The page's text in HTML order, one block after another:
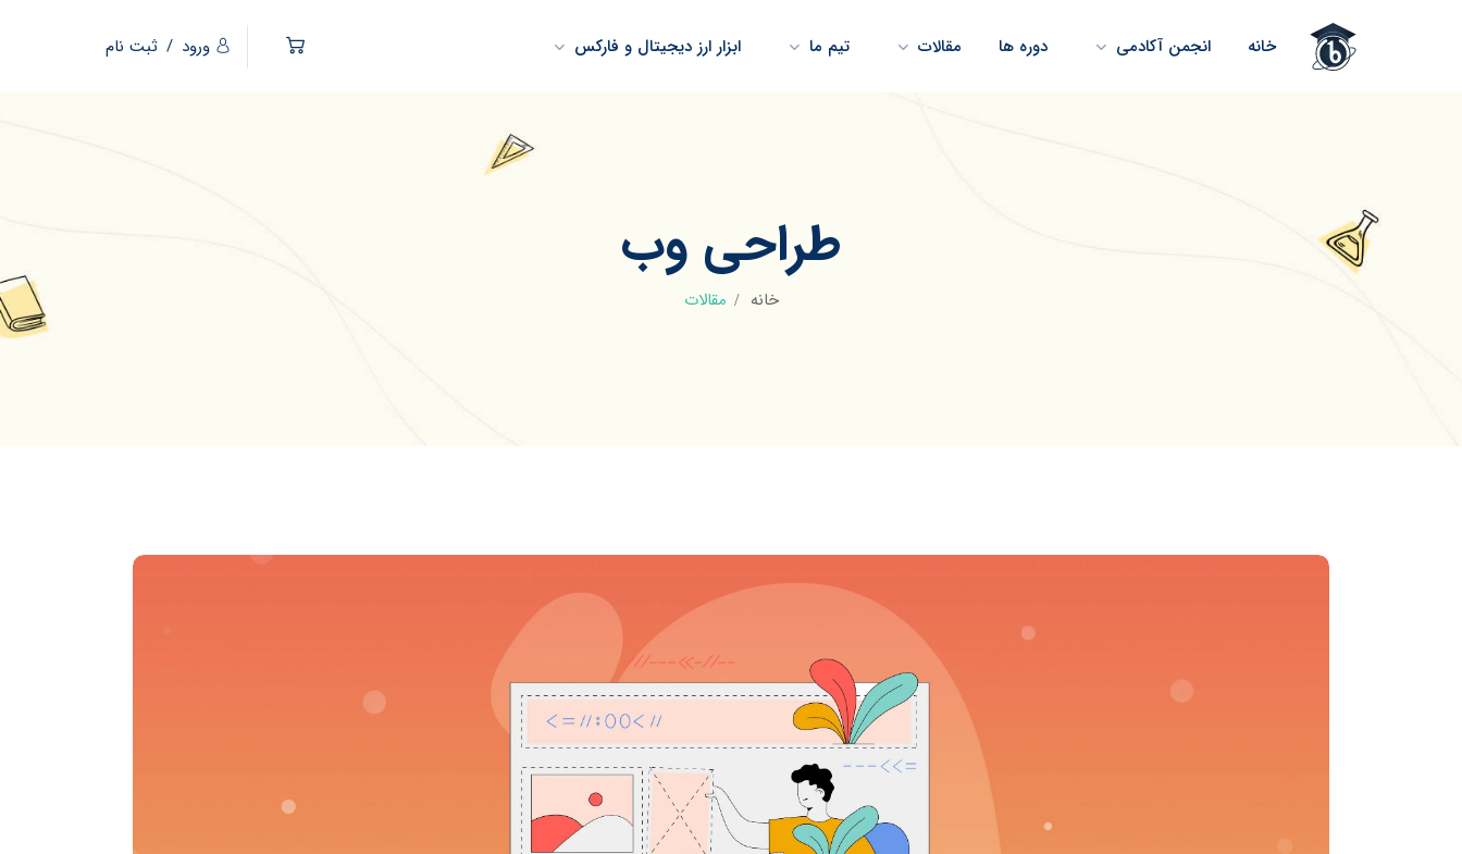
خانه انجمن آکادمی دوره ها مقالات تیم ما ابزار ارز دیجیتال و فارکس ورود / ثبت نام
طراحی وب
خانه مقالات